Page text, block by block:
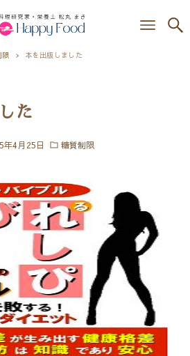
限 本を出版しました
た
年4月25日 糖質制限